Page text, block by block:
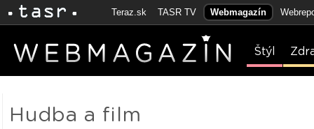
Teraz.sk TASR TV Webmagazín
Štýl
Hudba a film